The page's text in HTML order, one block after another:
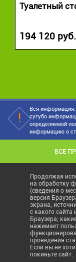
Туалетный
194 120 руб.
Вся информация,
сугубо
определяемой
информацию о
ВСЕ
Продолжая
на обработку
(сведения о
версия
экрана;
с какого
Браузера;
нажимает
проведения
Если вы не
покиньте сайт.